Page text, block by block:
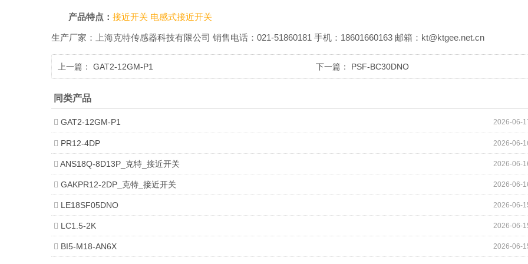
产品特点：接近开关 电感式接近开关
生产厂家：上海克特传感器科技有限公司 销售电话：021-51860181 手机：18601660163 邮箱：kt@ktgee.net.cn
上一篇： GAT2-12GM-P1 下一篇： PSF-BC30DNO
同类产品
2026-06-
GAT2-12GM-P1
2026-06-
PR12-4DP
2026-06-
ANS18Q-8D13P_克特_接近开关
2026-06-
GAKPR12-2DP_克特_接近开关
2026-06-
LE18SF05DNO
2026-06-
LC1.5-2K
2026-06-
BI5-M18-AN6X